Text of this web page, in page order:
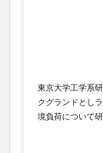
東京大学工学系
クグランドとし
境負荷について